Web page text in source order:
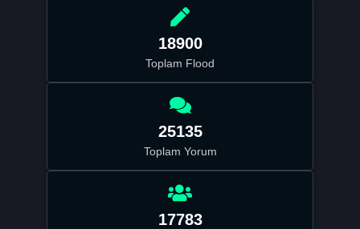
18900
Toplam Flood
25135
Toplam Yorum
17783